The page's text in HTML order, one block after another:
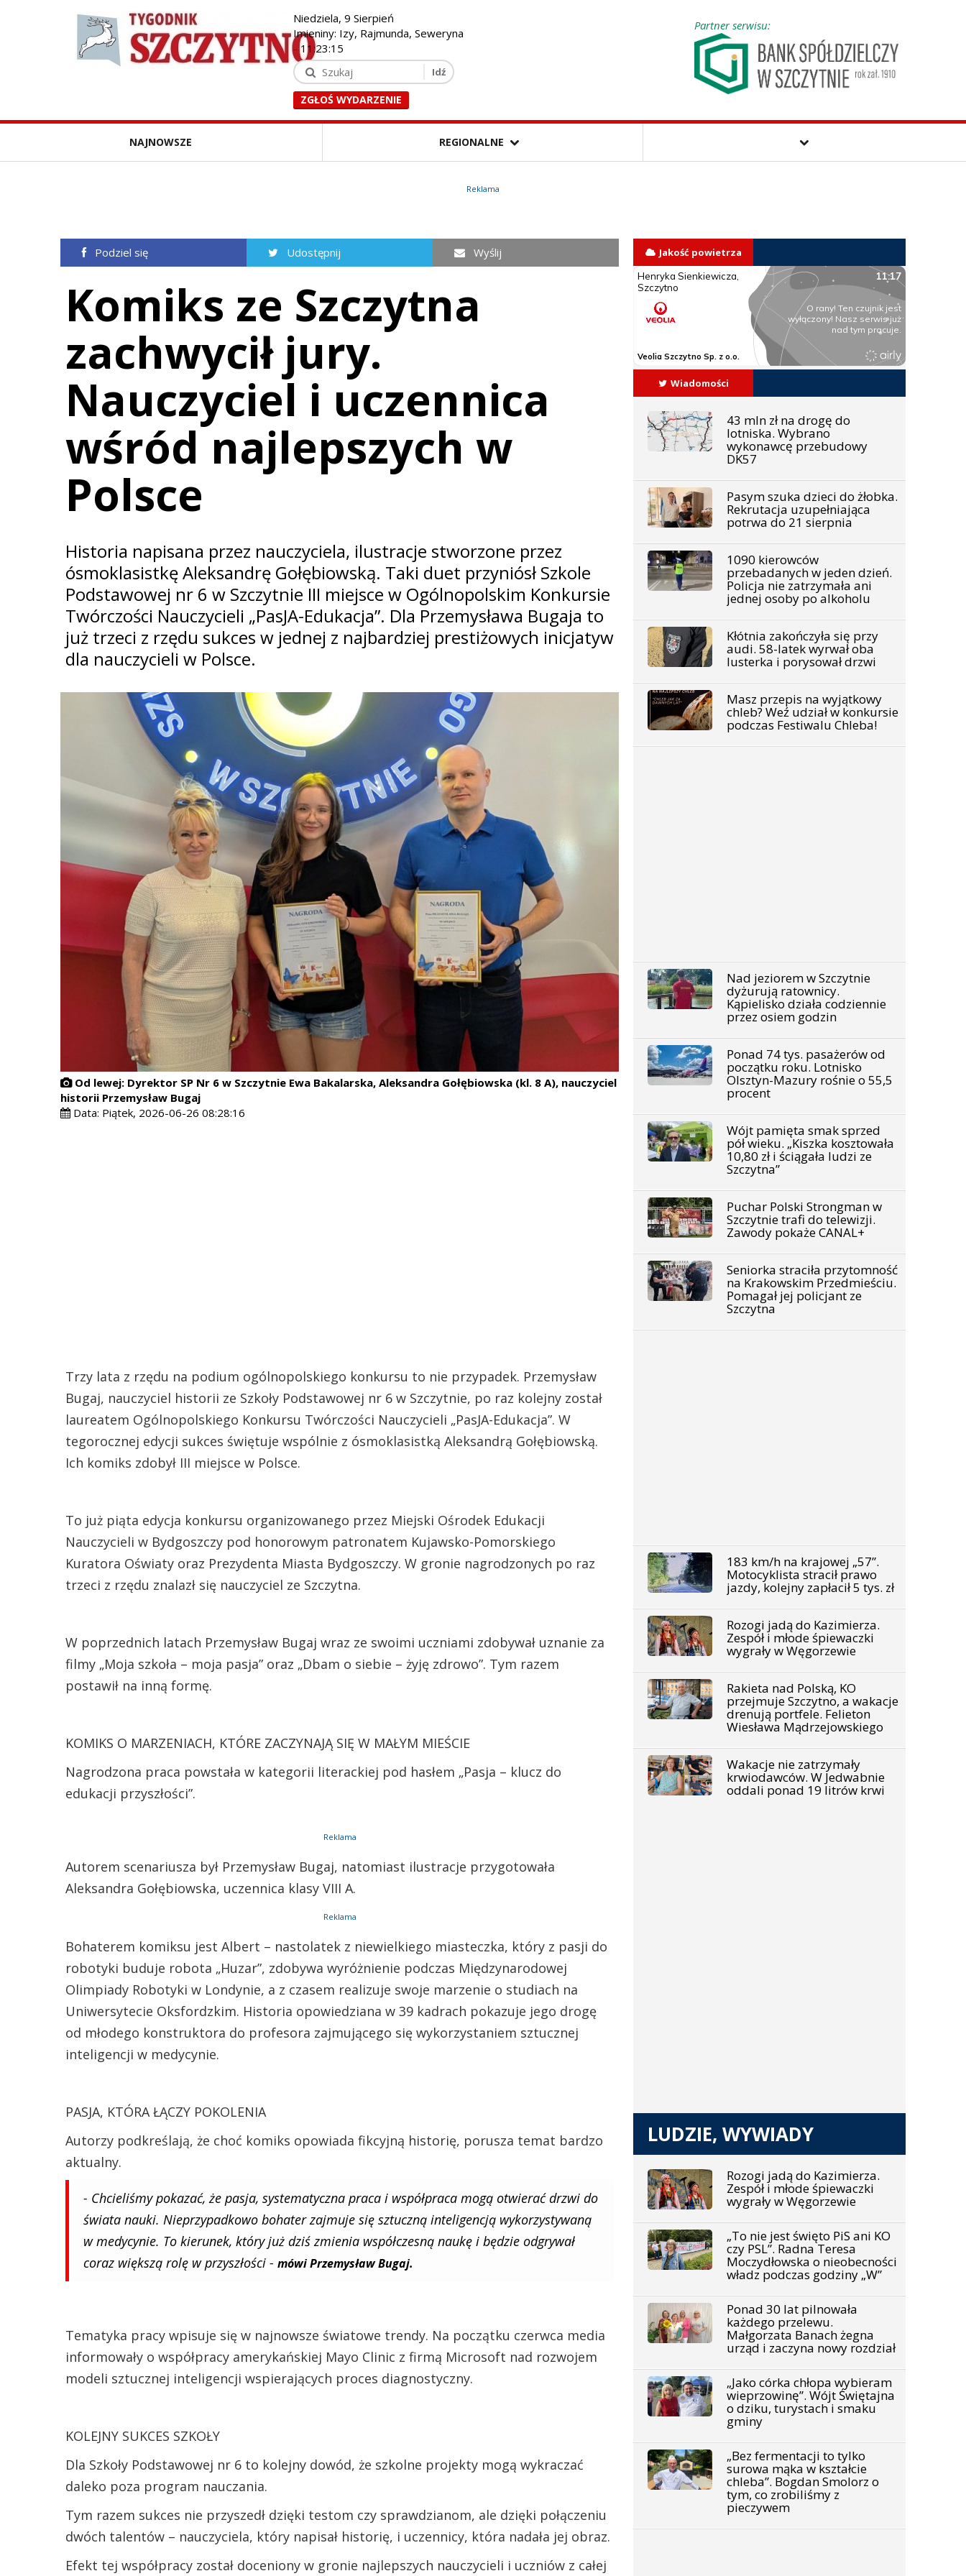
Niedziela, 9 Sierpień
Imieniny: Izy, Rajmunda, Seweryna
-11:23:16
ZGŁOŚ WYDARZENIE
Partner serwisu:
NAJNOWSZE REGIONALNE
Reklama
Podziel się Udostępnij Wyślij
Komiks ze Szczytna
zachwycił jury.
Nauczyciel i uczennica
wśród najlepszych w
Polsce
Historia napisana przez nauczyciela, ilustracje stworzone przez
ósmoklasistkę Aleksandrę Gołębiowską. Taki duet przyniósł Szkole
Podstawowej nr 6 w Szczytnie III miejsce w Ogólnopolskim Konkursie
Twórczości Nauczycieli „PasJA-Edukacja”. Dla Przemysława Bugaja to
już trzeci z rzędu sukces w jednej z najbardziej prestiżowych inicjatyw
dla nauczycieli w Polsce.
Od lewej: Dyrektor SP Nr 6 w Szczytnie Ewa Bakalarska, Aleksandra Gołębiowska (kl. 8 A), nauczyciel
historii Przemysław Bugaj
Data: Piątek, 2026-06-26 08:28:16
Trzy lata z rzędu na podium ogólnopolskiego konkursu to nie przypadek. Przemysław
Bugaj, nauczyciel historii ze Szkoły Podstawowej nr 6 w Szczytnie, po raz kolejny został
laureatem Ogólnopolskiego Konkursu Twórczości Nauczycieli „PasJA-Edukacja”. W
tegorocznej edycji sukces świętuje wspólnie z ósmoklasistką Aleksandrą Gołębiowską.
Ich komiks zdobył III miejsce w Polsce.
To już piąta edycja konkursu organizowanego przez Miejski Ośrodek Edukacji
Nauczycieli w Bydgoszczy pod honorowym patronatem Kujawsko-Pomorskiego
Kuratora Oświaty oraz Prezydenta Miasta Bydgoszczy. W gronie nagrodzonych po raz
trzeci z rzędu znalazł się nauczyciel ze Szczytna.
W poprzednich latach Przemysław Bugaj wraz ze swoimi uczniami zdobywał uznanie za
filmy „Moja szkoła – moja pasja” oraz „Dbam o siebie – żyję zdrowo”. Tym razem
postawił na inną formę.
KOMIKS O MARZENIACH, KTÓRE ZACZYNAJĄ SIĘ W MAŁYM MIEŚCIE
Nagrodzona praca powstała w kategorii literackiej pod hasłem „Pasja – klucz do
edukacji przyszłości”.
Reklama
Autorem scenariusza był Przemysław Bugaj, natomiast ilustracje przygotowała
Aleksandra Gołębiowska, uczennica klasy VIII A.
Reklama
Bohaterem komiksu jest Albert – nastolatek z niewielkiego miasteczka, który z pasji do
robotyki buduje robota „Huzar”, zdobywa wyróżnienie podczas Międzynarodowej
Olimpiady Robotyki w Londynie, a z czasem realizuje swoje marzenie o studiach na
Uniwersytecie Oksfordzkim. Historia opowiedziana w 39 kadrach pokazuje jego drogę
od młodego konstruktora do profesora zajmującego się wykorzystaniem sztucznej
inteligencji w medycynie.
PASJA, KTÓRA ŁĄCZY POKOLENIA
Autorzy podkreślają, że choć komiks opowiada fikcyjną historię, porusza temat bardzo
aktualny.
- Chcieliśmy pokazać, że pasja, systematyczna praca i współpraca mogą otwierać drzwi do
świata nauki. Nieprzypadkowo bohater zajmuje się sztuczną inteligencją wykorzystywaną
w medycynie. To kierunek, który już dziś zmienia współczesną naukę i będzie odgrywał
coraz większą rolę w przyszłości -mówi Przemysław Bugaj.
Tematyka pracy wpisuje się w najnowsze światowe trendy. Na początku czerwca media
informowały o współpracy amerykańskiej Mayo Clinic z firmą Microsoft nad rozwojem
modeli sztucznej inteligencji wspierających proces diagnostyczny.
KOLEJNY SUKCES SZKOŁY
Dla Szkoły Podstawowej nr 6 to kolejny dowód, że szkolne projekty mogą wykraczać
daleko poza program nauczania.
Tym razem sukces nie przyszedł dzięki testom czy sprawdzianom, ale dzięki połączeniu
dwóch talentów – nauczyciela, który napisał historię, i uczennicy, która nadała jej obraz.
Efekt tej współpracy został doceniony w gronie najlepszych nauczycieli i uczniów z całej
Jakość powietrza
Wiadomości
43 mln zł na drogę do
lotniska. Wybrano
wykonawcę przebudowy
DK57
Pasym szuka dzieci do żłobka.
Rekrutacja uzupełniająca
potrwa do 21 sierpnia
1090 kierowców
przebadanych w jeden dzień.
Policja nie zatrzymała ani
jednej osoby po alkoholu
Kłótnia zakończyła się przy
audi. 58-latek wyrwał oba
lusterka i porysował drzwi
Masz przepis na wyjątkowy
chleb? Weź udział w konkursie
podczas Festiwalu Chleba!
Nad jeziorem w Szczytnie
dyżurują ratownicy.
Kąpielisko działa codziennie
przez osiem godzin
Ponad 74 tys. pasażerów od
początku roku. Lotnisko
Olsztyn-Mazury rośnie o 55,5
procent
Wójt pamięta smak sprzed
pół wieku. „Kiszka kosztowała
10,80 zł i ściągała ludzi ze
Szczytna”
Puchar Polski Strongman w
Szczytnie trafi do telewizji.
Zawody pokaże CANAL+
Seniorka straciła przytomność
na Krakowskim Przedmieściu.
Pomagał jej policjant ze
Szczytna
183 km/h na krajowej „57”.
Motocyklista stracił prawo
jazdy, kolejny zapłacił 5 tys. zł
Rozogi jadą do Kazimierza.
Zespół i młode śpiewaczki
wygrały w Węgorzewie
Rakieta nad Polską, KO
przejmuje Szczytno, a wakacje
drenują portfele. Felieton
Wiesława Mądrzejowskiego
Wakacje nie zatrzymały
krwiodawców. W Jedwabnie
oddali ponad 19 litrów krwi
LUDZIE, WYWIADY
Rozogi jadą do Kazimierza.
Zespół i młode śpiewaczki
wygrały w Węgorzewie
„To nie jest święto PiS ani KO
czy PSL”. Radna Teresa
Moczydłowska o nieobecności
władz podczas godziny „W”
Ponad 30 lat pilnowała
każdego przelewu.
Małgorzata Banach żegna
urząd i zaczyna nowy rozdział
„Jako córka chłopa wybieram
wieprzowinę”. Wójt Świętajna
o dziku, turystach i smaku
gminy
„Bez fermentacji to tylko
surowa mąka w kształcie
chleba”. Bogdan Smolorz o
tym, co zrobiliśmy z
pieczywem